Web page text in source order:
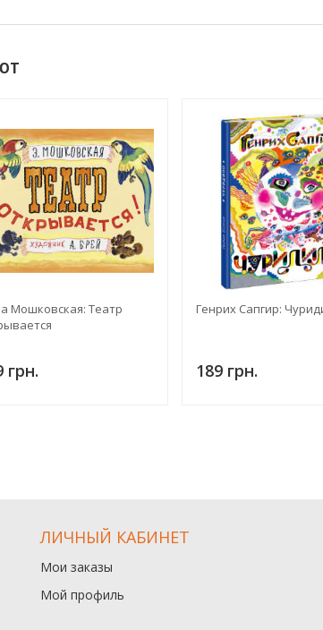
Мошковская: Театр
грн.
Генрих Сапгир:
189 грн.
ЛИЧНЫЙ КАБИНЕТ
Мои заказы
Мой профиль